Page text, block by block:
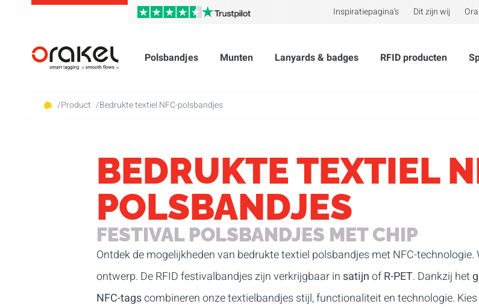
Inspiratiepagina's Dit zijn wij
Polsbandjes Munten Lanyards & badges RFID producten
/Product /Bedrukte textiel NFC-polsbandjes
BEDRUKTE TEXTIEL
POLSBANDJES
FESTIVAL POLSBANDJES MET CHIP
Ontdek de mogelijkheden van bedrukte textiel polsbandjes met NFC-technologie.
ontwerp. De RFID festivalbandjes zijn verkrijgbaar in satijnofR-PET. Dankzij het
NFC-tagscombineren onze textielbandjes stijl, functionaliteit en technologie.